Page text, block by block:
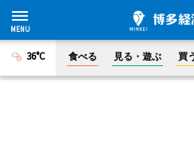
36°C 食べる 見る・遊ぶ 買